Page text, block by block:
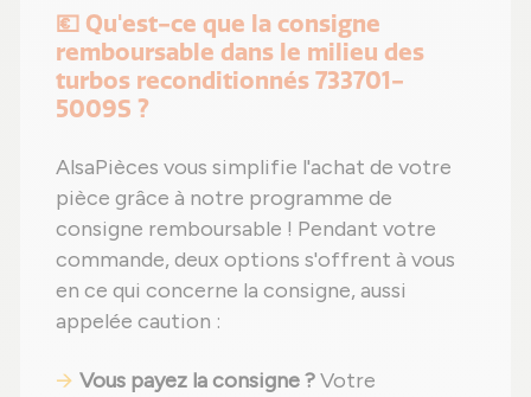
💶 Qu'est-ce que la consigne
remboursable dans le milieu des
turbos reconditionnés 733701-
5009S ?
AlsaPièces vous simplifie l'achat de votre
pièce grâce à notre programme de
consigne remboursable ! Pendant votre
commande, deux options s'offrent à vous
en ce qui concerne la consigne, aussi
appelée caution :
Vous payez la consigne ?Votre